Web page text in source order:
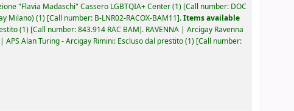
"Flavia Madaschi" Cassero LGBTQIA+ Center(1) Call number: DOC
Milano)(1) Call number: B-LNR02-RACOX-BAM11 .Items available
(1) Call number:843.914 RAC BAM . RAVENNA | Arcigay Ravenna
APS Alan Turing - Arcigay Rimini: Escluso dal prestito(1) Call number: